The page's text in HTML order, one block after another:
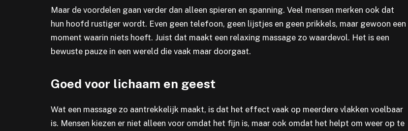
Maar de voordelen gaan verder dan alleen spieren en spanning. Veel mensen merken ook dat
hun hoofd rustiger wordt. Even geen telefoon, geen lijstjes en geen prikkels, maar gewoon een
moment waarin niets hoeft. Juist dat maakt een relaxing massage zo waardevol. Het is een
bewuste pauze in een wereld die vaak maar doorgaat.
Goed voor lichaam en geest
Wat een massage zo aantrekkelijk maakt, is dat het effect vaak op meerdere vlakken voelbaar
is. Mensen kiezen er niet alleen voor omdat het fijn is, maar ook omdat het helpt om weer op te